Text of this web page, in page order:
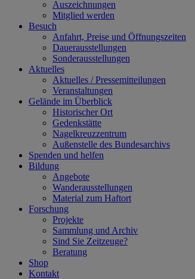
Auszeichnungen
Mitglied werden
Besuch
Anfahrt, Preise und Öffnungszeiten
Dauerausstellungen
Sonderausstellungen
Aktuelles
Aktuelles / Pressemitteilungen
Veranstaltungen
Gelände im Überblick
Historischer Ort
Gedenkstätte
Nagelkreuzzentrum
Außenstelle des Bundesarchivs
Spenden und helfen
Bildung
Angebote
Wanderausstellungen
Material zum Haftort
Forschung
Projekte
Sammlung und Archiv
Sind Sie Zeitzeuge?
Beratung
Shop
Kontakt